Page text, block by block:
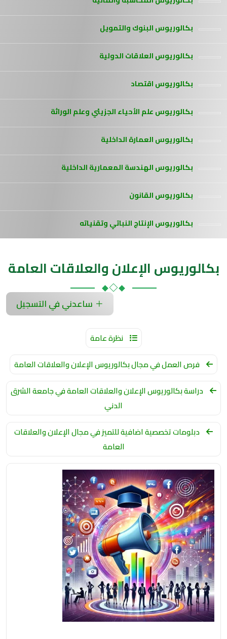
بكالوريوس البنوك والتمويل
بكالوريوس العلاقات الدولية
بكالوريوس اقتصاد
بكالوريوس علم الأحياء الجزيئي وعلم الوراثة
بكالوريوس العمارة الداخلية
بكالوريوس الهندسة المعمارية الداخلية
بكالوريوس القانون
بكالوريوس الإنتاج النباتي وتقنياته
بكالوريوس الإعلان والعلاقات العامة
ساعدني في التسجيل
نظرة عامة
فرص العمل في مجال بكالوريوس الإعلان والعلاقات العامة
دراسة بكالوريوس الإعلان والعلاقات العامة في جامعة الشرق
الدني
دبلومات تخصصية اضافية للتميز في مجال الإعلان والعلاقات
العامة